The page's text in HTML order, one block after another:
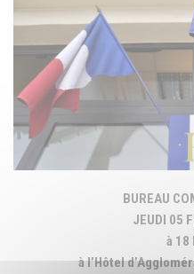
BUREAU
JEUDI 05
à 18
à l’Hôtel